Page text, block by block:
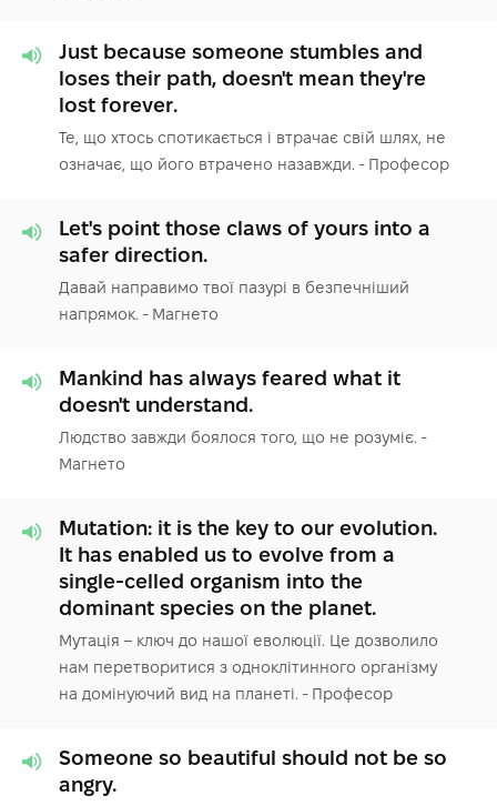
Just because someone stumbles and
loses their path, doesn't mean they're
lost forever.
Те, що хтось спотикається і втрачає свій шлях, не
означає, що його втрачено назавжди. - Професор
Let's point those claws of yours into a
safer direction.
Давай направимо твої пазурі в безпечніший
напрямок. - Магнето
Mankind has always feared what it
doesn't understand.
Людство завжди боялося того, що не розуміє. -
Магнето
Mutation: it is the key to our evolution.
It has enabled us to evolve from a
single-celled organism into the
dominant species on the planet.
Мутація – ключ до нашої еволюції. Це дозволило
нам перетворитися з одноклітинного організму
на домінуючий вид на планеті. - Професор
Someone so beautiful should not be so
angry.